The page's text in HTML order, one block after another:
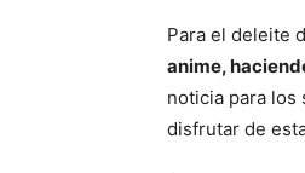
Para el deleite
anime,
noticia para los
disfrutar de